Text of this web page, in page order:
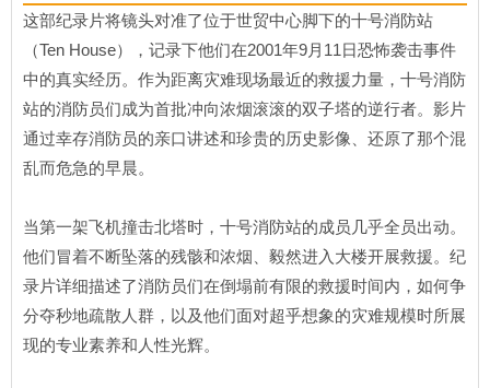
这部纪录片将镜头对准了位于世贸中心脚下的十号消防站
（Ten House），记录下他们在2001年9月11日恐怖袭击事件
中的真实经历。作为距离灾难现场最近的救援力量，十号消防
站的消防员们成为首批冲向浓烟滚滚的双子塔的逆行者。影片
通过幸存消防员的亲口讲述和珍贵的历史影像、还原了那个混
乱而危急的早晨。
当第一架飞机撞击北塔时，十号消防站的成员几乎全员出动。
他们冒着不断坠落的残骸和浓烟、毅然进入大楼开展救援。纪
录片详细描述了消防员们在倒塌前有限的救援时间内，如何争
分夺秒地疏散人群，以及他们面对超乎想象的灾难规模时所展
现的专业素养和人性光辉。